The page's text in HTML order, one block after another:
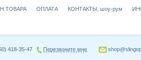
ТОВАРА ОПЛАТА КОНТАКТЫ, шоу-рум
418-35-47 Перезвоните мне